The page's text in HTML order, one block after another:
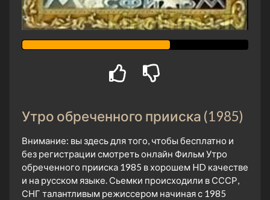
Утро обреченного прииска (1985)
Внимание: вы здесь для того, чтобы бесплатно и
без регистрации смотреть онлайн Фильм Утро
обреченного прииска 1985 в хорошем HD качестве
и на русском языке. Сьемки происходили в СССР,
СНГ талантливым режиссером начиная с 1985